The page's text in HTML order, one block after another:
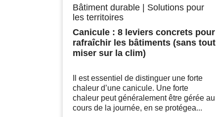
Bâtiment durable
Solutions pour
les territoires
Canicule : 8 leviers concrets pour
rafraîchir les bâtiments (sans tout
miser sur la clim)
Il est essentiel de distinguer une forte
chaleur d’une canicule. Une forte
chaleur peut généralement être gérée au
cours de la journée, en se protégea...